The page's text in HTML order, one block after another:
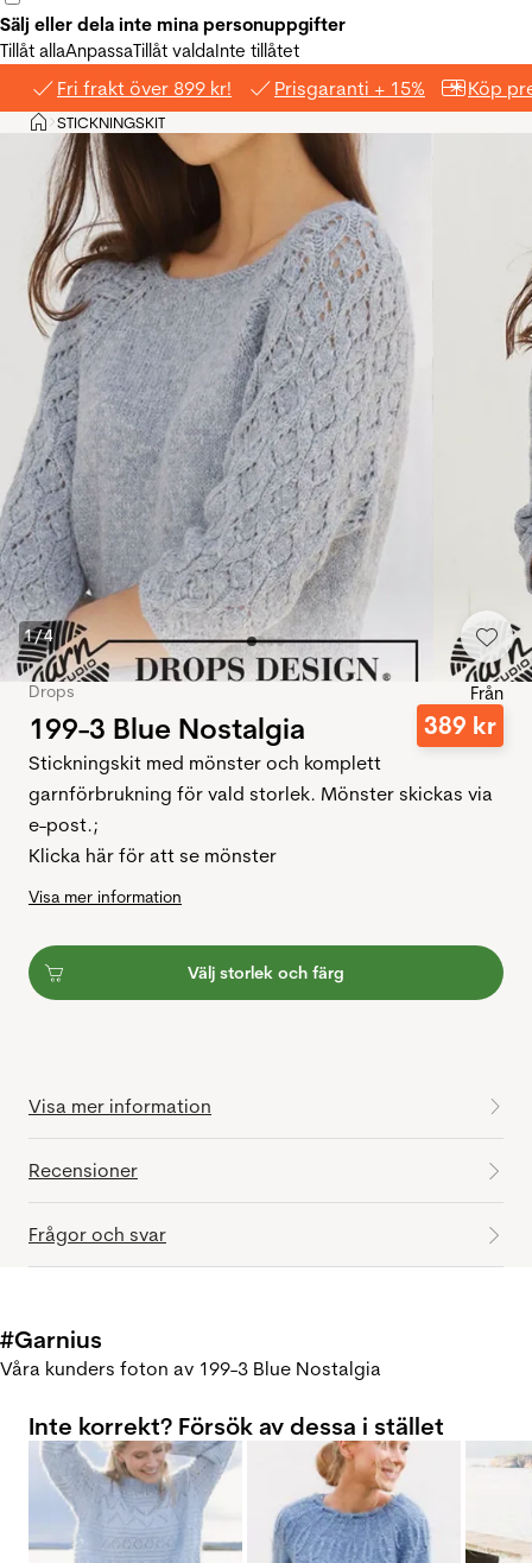
Sälj eller dela inte mina personuppgifter
Tillåt allaAnpassaTillåt valdaInte tillåtet
Fri frakt över 899 kr! Prisgaranti + 15% Köp
Hem
>STICKNINGSKIT
1/4
Drops
199-3 Blue Nostalgia
Från
389 kr
Stickningskit med mönster och komplett
garnförbrukning för vald storlek. Mönster skickas via
e-post.;
Klicka här för att se mönster
Visa mer information
Välj storlek och färg
Visa mer information
Recensioner
Frågor och svar
#Garnius
Våra kunders foton av 199-3 Blue Nostalgia
Inte korrekt? Försök av dessa i stället